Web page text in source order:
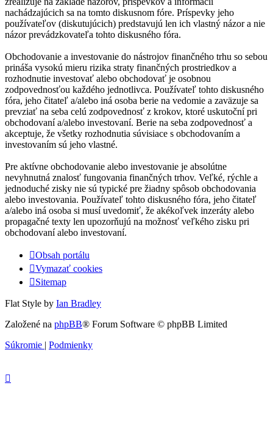
nachádzajúcich sa na tomto diskusnom fóre. Príspevky jeho
používateľov (diskutujúcich) predstavujú len ich vlastný názor a nie
názor prevádzkovateľa tohto diskusného fóra.
Obchodovanie a investovanie do nástrojov finančného trhu so sebou
prináša vysokú mieru rizika straty finančných prostriedkov a
rozhodnutie investovať alebo obchodovať je osobnou
zodpovednosťou každého jednotlivca. Používateľ tohto diskusného
fóra, jeho čitateľ a/alebo iná osoba berie na vedomie a zaväzuje sa
prevziať na seba celú zodpovednosť z krokov, ktoré uskutoční pri
obchodovaní a/alebo investovaní. Berie na seba zodpovednosť a
akceptuje, že všetky rozhodnutia súvisiace s obchodovaním a
investovaním sú jeho vlastné.
Pre aktívne obchodovanie alebo investovanie je absolútne
nevyhnutná znalosť fungovania finančných trhov. Veľké, rýchle a
jednoduché zisky nie sú typické pre žiadny spôsob obchodovania
alebo investovania. Používateľ tohto diskusného fóra, jeho čitateľ
a/alebo iná osoba si musí uvedomiť, že akékoľvek inzeráty alebo
propagačné texty len upozorňujú na možnosť veľkého zisku pri
obchodovaní alebo investovaní.
Obsah portálu
Vymazať cookies
Sitemap
Flat Style by Ian Bradley
Založené na phpBB® Forum Software © phpBB Limited
Súkromie | Podmienky